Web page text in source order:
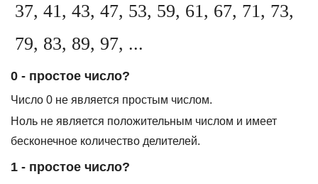
37, 41, 43, 47, 53, 59, 61, 67, 71, 73,
79, 83, 89, 97, ...
0 - простое число?
Число 0 не является простым числом.
Ноль не является положительным числом и имеет
бесконечное количество делителей.
1 - простое число?